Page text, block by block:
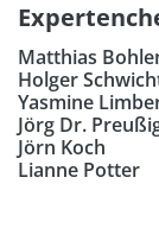
Matthias
Holger
Yasmine
Jörg Dr.
Jörn Koch
Lianne Potter